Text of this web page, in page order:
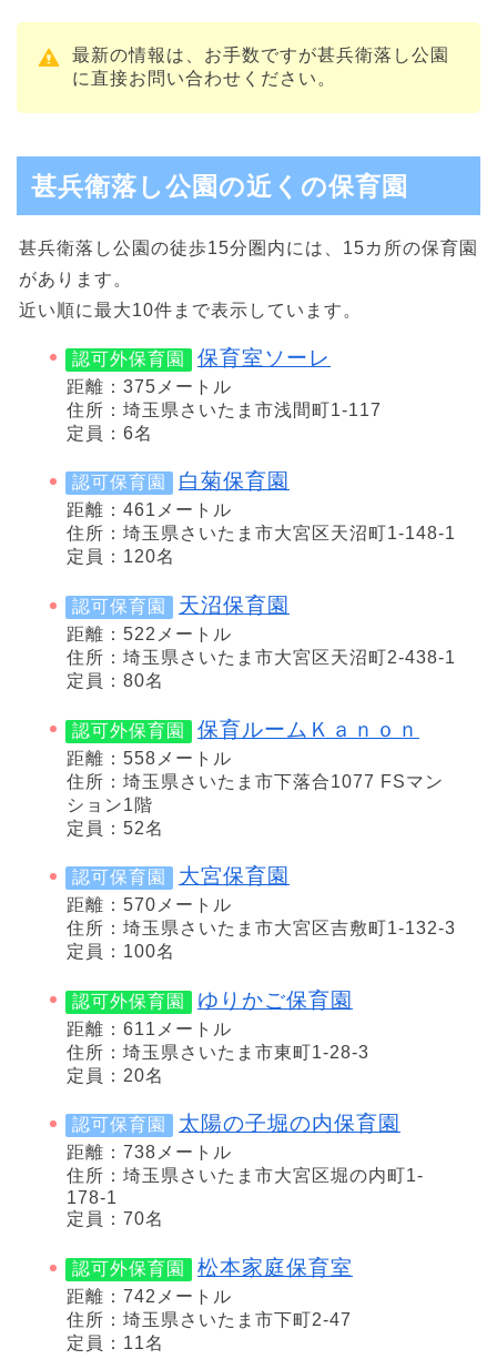
最新の情報は、お手数ですが甚兵衛落し公園
に直接お問い合わせください。
甚兵衛落し公園の近くの保育園
甚兵衛落し公園の徒歩15分圏内には、15カ所の保育園
があります。
近い順に最大10件まで表示しています。
認可外保育園 保育室ソーレ
距離：375メートル
住所：埼玉県さいたま市浅間町1-117
定員：6名
認可保育園 白菊保育園
距離：461メートル
住所：埼玉県さいたま市大宮区天沼町1-148-1
定員：120名
認可保育園 天沼保育園
距離：522メートル
住所：埼玉県さいたま市大宮区天沼町2-438-1
定員：80名
認可外保育園 保育ルームＫａｎｏｎ
距離：558メートル
住所：埼玉県さいたま市下落合1077 FSマン
ション1階
定員：52名
認可保育園 大宮保育園
距離：570メートル
住所：埼玉県さいたま市大宮区吉敷町1-132-3
定員：100名
認可外保育園 ゆりかご保育園
距離：611メートル
住所：埼玉県さいたま市東町1-28-3
定員：20名
認可保育園 太陽の子堀の内保育園
距離：738メートル
住所：埼玉県さいたま市大宮区堀の内町1-
178-1
定員：70名
認可外保育園 松本家庭保育室
距離：742メートル
住所：埼玉県さいたま市下町2-47
定員：11名